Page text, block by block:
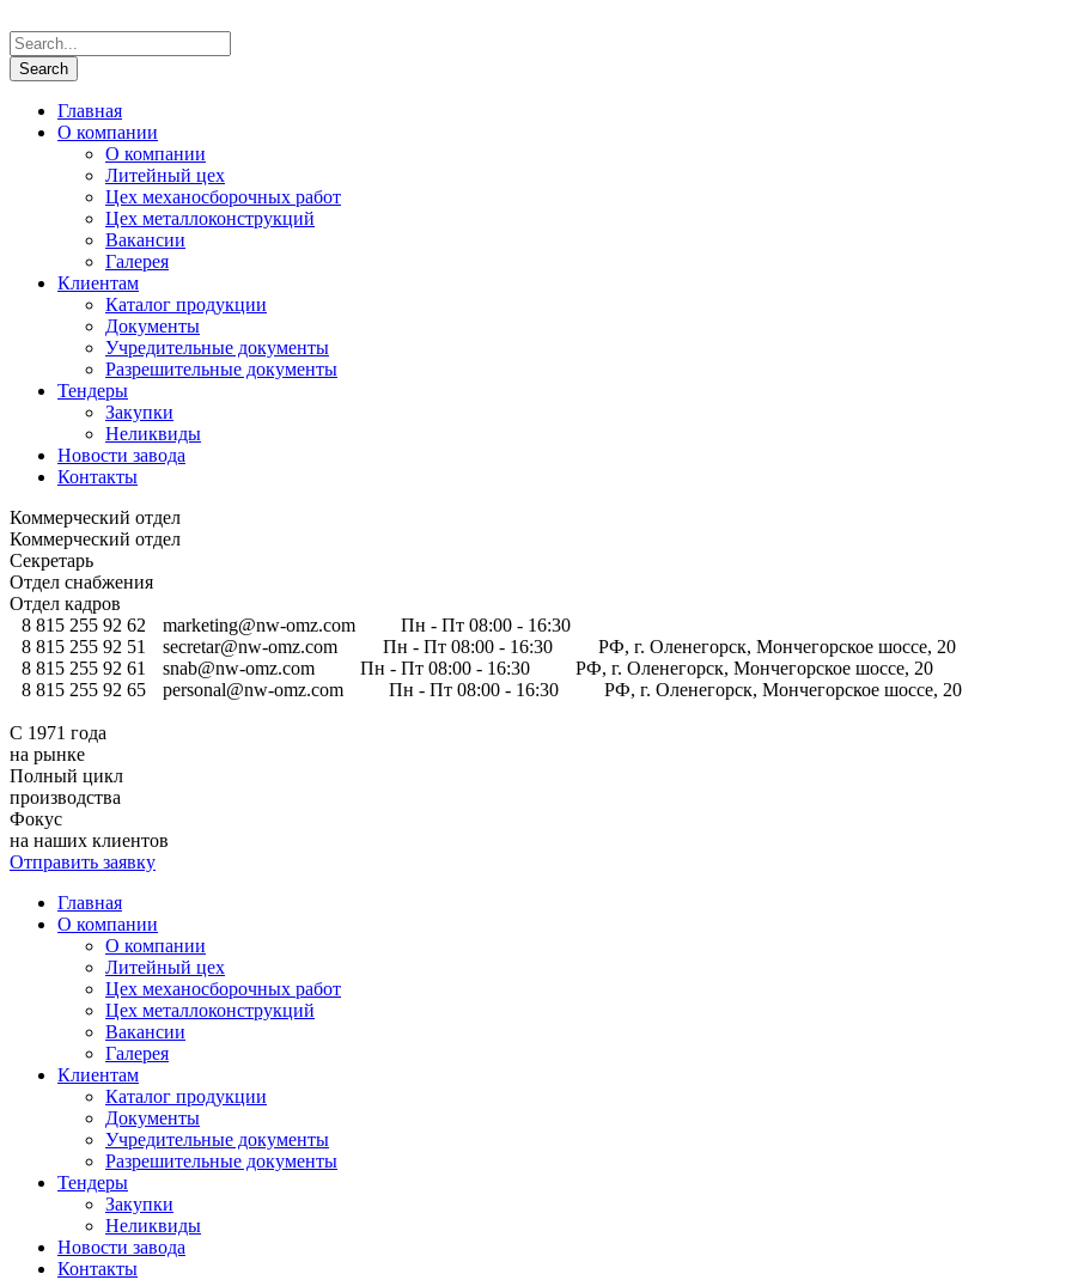
Главная
О компании
О компании
Литейный цех
Цех механосборочных работ
Цех металлоконструкций
Вакансии
Галерея
Клиентам
Каталог продукции
Документы
Учредительные документы
Разрешительные документы
Тендеры
Закупки
Неликвиды
Новости завода
Контакты
Коммерческий отдел
Коммерческий отдел
Секретарь
Отдел снабжения
Отдел кадров
8 815 255 92 62
marketing@nw-omz.com
Пн - Пт 08:00 - 16:30
8 815 255 92 51
secretar@nw-omz.com Пн - Пт 08:00 - 16:30
РФ, г. Оленегорск, Мончегорское шоссе, 20
8 815 255 92 61
snab@nw-omz.com Пн - Пт 08:00 - 16:30
РФ, г. Оленегорск, Мончегорское шоссе, 20
8 815 255 92 65
personal@nw-omz.com Пн - Пт 08:00 - 16:30 РФ, г. Оленегорск, Мончегорское шоссе, 20
С 1971 года
на рынке
Полный цикл
производства
Фокус
на наших клиентов
Отправить заявку
Главная
О компании
О компании
Литейный цех
Цех механосборочных работ
Цех металлоконструкций
Вакансии
Галерея
Клиентам
Каталог продукции
Документы
Учредительные документы
Разрешительные документы
Тендеры
Закупки
Неликвиды
Новости завода
Контакты